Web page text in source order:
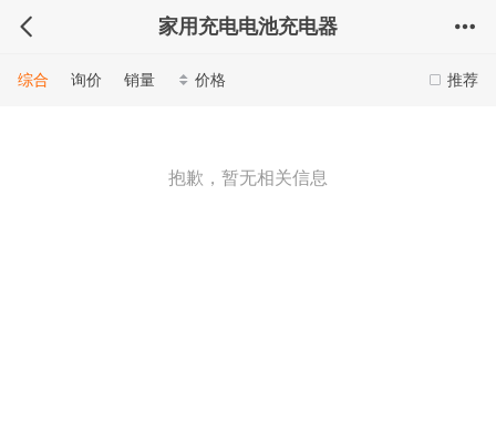
家用充电电池充电器
推荐
综合 询价 销量 价格
抱歉，暂无相关信息